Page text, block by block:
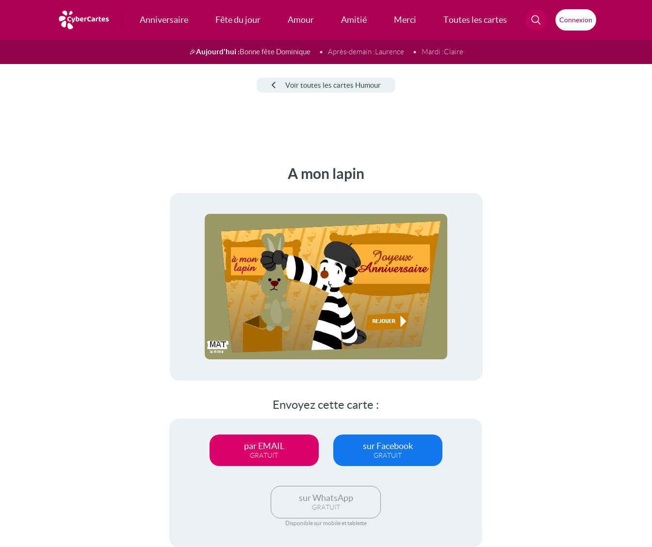
Anniversaire Fête du jour Amour Amitié Merci Toutes les cartes Connexion
🎉Aujourd'hui :Bonne fête Dominique Après-demain :Laurence Mardi :Claire
Voir toutes les cartes Humour
A mon lapin
Envoyez cette carte :
par EMAIL
GRATUIT
sur Facebook
GRATUIT
sur WhatsApp
GRATUIT
Disponible sur mobile et tablette